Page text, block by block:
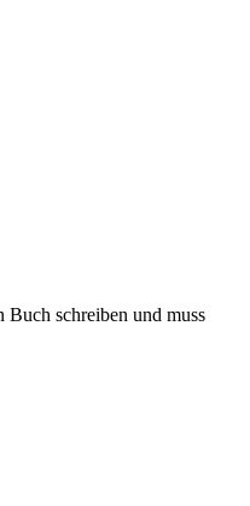
schreiben und muss